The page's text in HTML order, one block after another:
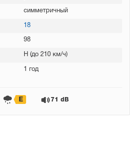
симметричный
18
98
H (до 210 км/ч)
1 год
E 71 dB